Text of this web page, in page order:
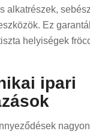
alkatrészek,
Ez
helyiségek
ipari